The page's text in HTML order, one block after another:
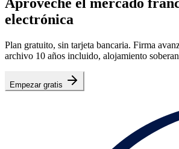
electrónica
Plan gratuito, sin tarjeta bancaria. Firma
archivo 10 años incluido, alojamiento
Empezar gratis